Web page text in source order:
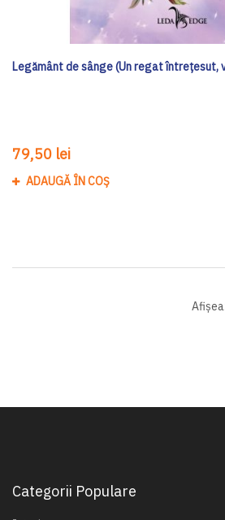
Legământ de sânge (Un regat întrețesut,
79,50 lei
ADAUGĂ ÎN COȘ
Categorii Populare